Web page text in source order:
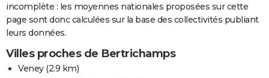
incomplète : les moyennes nationales proposées sur cette
page sont donc calculées sur la base des collectivités publiant
leurs données.
Villes proches de Bertrichamps
Veney(2.9 km)